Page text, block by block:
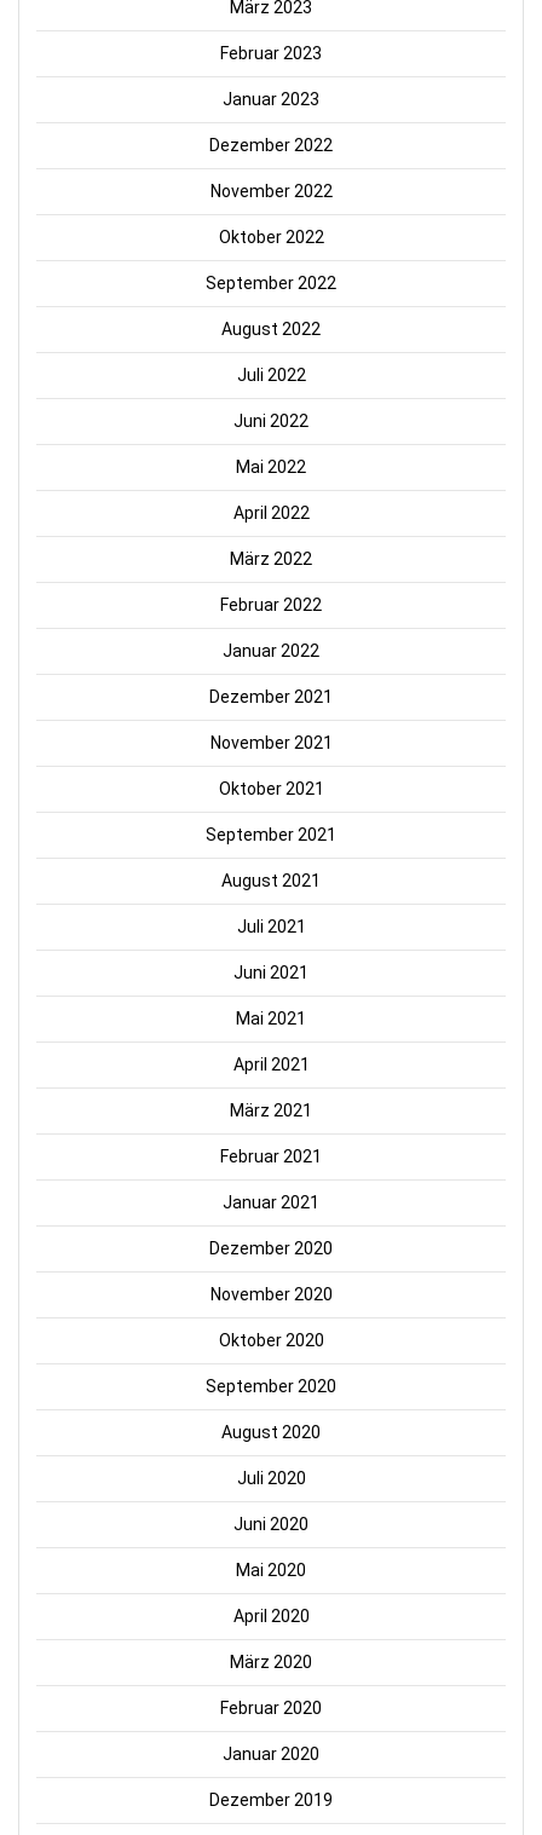
März 2023
Februar 2023
Januar 2023
Dezember 2022
November 2022
Oktober 2022
September 2022
August 2022
Juli 2022
Juni 2022
Mai 2022
April 2022
März 2022
Februar 2022
Januar 2022
Dezember 2021
November 2021
Oktober 2021
September 2021
August 2021
Juli 2021
Juni 2021
Mai 2021
April 2021
März 2021
Februar 2021
Januar 2021
Dezember 2020
November 2020
Oktober 2020
September 2020
August 2020
Juli 2020
Juni 2020
Mai 2020
April 2020
März 2020
Februar 2020
Januar 2020
Dezember 2019